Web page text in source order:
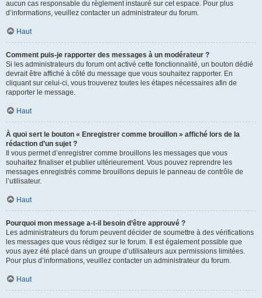
aucun cas responsable du règlement instauré sur cet espace. Pour plus
d’informations, veuillez contacter un administrateur du forum.
Haut
Comment puis-je rapporter des messages à un modérateur ?
Si les administrateurs du forum ont activé cette fonctionnalité, un bouton dédié
devrait être affiché à côté du message que vous souhaitez rapporter. En
cliquant sur celui-ci, vous trouverez toutes les étapes nécessaires afin de
rapporter le message.
Haut
À quoi sert le bouton « Enregistrer comme brouillon » affiché lors de la
rédaction d’un sujet ?
Il vous permet d’enregistrer comme brouillons les messages que vous
souhaitez finaliser et publier ultérieurement. Vous pouvez reprendre les
messages enregistrés comme brouillons depuis le panneau de contrôle de
l’utilisateur.
Haut
Pourquoi mon message a-t-il besoin d’être approuvé ?
Les administrateurs du forum peuvent décider de soumettre à des vérifications
les messages que vous rédigez sur le forum. Il est également possible que
vous ayez été placé dans un groupe d’utilisateurs aux permissions limitées.
Pour plus d’informations, veuillez contacter un administrateur du forum.
Haut